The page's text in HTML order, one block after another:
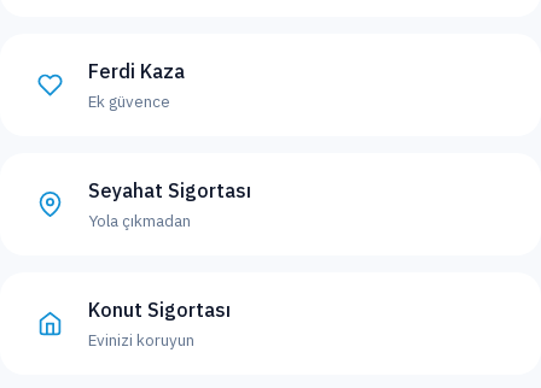
Ferdi Kaza
Ek güvence
Seyahat Sigortası
Yola çıkmadan
Konut Sigortası
Evinizi koruyun